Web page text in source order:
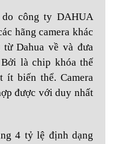
công ty DAHUA
hãng camera khác
Dahua về và đưa
là chip khóa thế
ít biến thể. Camera
được với duy nhất
4 tỷ lệ định dạng